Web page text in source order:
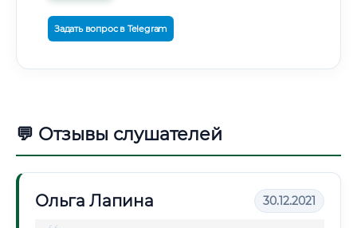
Задать вопрос в Telegram
💬 Отзывы слушателей
Ольга Лапина 30.12.2021